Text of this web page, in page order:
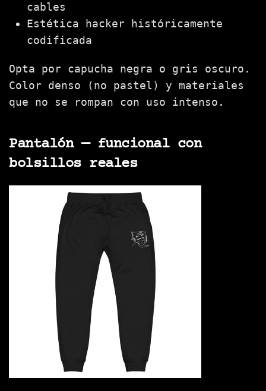
cables
Estética hacker históricamente
codificada
Opta por capucha negra o gris oscuro.
Color denso (no pastel) y materiales
que no se rompan con uso intenso.
Pantalón — funcional con
bolsillos reales